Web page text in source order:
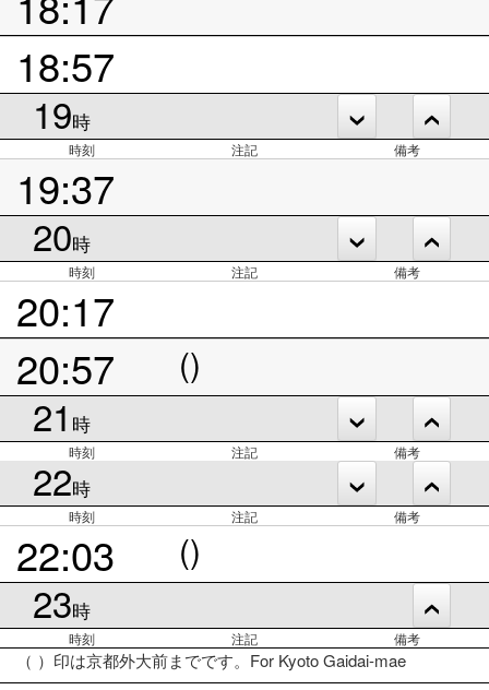
18:57
19時
時刻 注記 備考
19:37
20時
時刻 注記 備考
20:17
20:57
()
21 時
時刻 注記 備考
22時
時刻 注記 備考
22:03 ()
23時
時刻 注記 備考
（ ）印は京都外大前までです。For Kyoto Gaidai-mae